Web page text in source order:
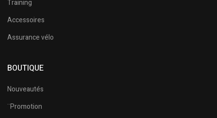
Training
Accessoires
Assurance vélo
BOUTIQUE
Nouveautés
¨Promotion